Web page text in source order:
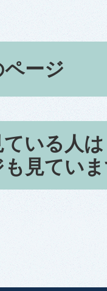
ージ
いる人は
見てい